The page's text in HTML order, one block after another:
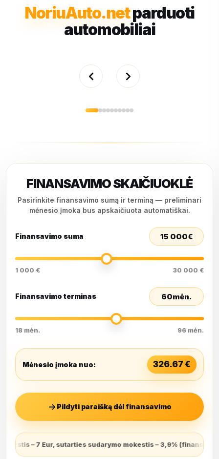
NoriuAuto.netparduoti
automobiliai
FINANSAVIMO SKAIČIUOKLĖ
Pasirinkite finansavimo sumą ir terminą — preliminari
mėnesio įmoka bus apskaičiuota automatiškai.
Finansavimo suma 15 000€
1 000 € 30 000 €
Finansavimo terminas 60mėn.
18 mėn. 96 mėn.
Mėnesio įmoka nuo: 326.67 €
Pildyti paraišką dėl finansavimo
sutarties sudarymo dieną ir grąžinamas